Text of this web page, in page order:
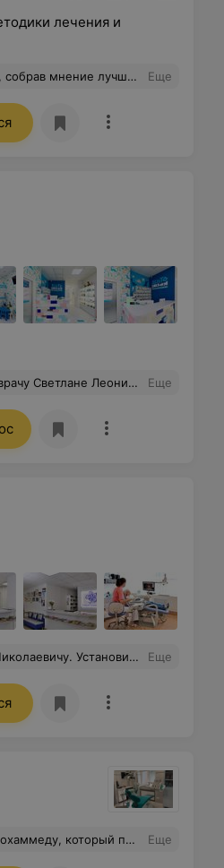
лечения и
и доброжелательности. Работа администраторов вызывает восторг. Однозначно - Вы лучшие!!! Еще
меня это чудо. Огромная благодарность прекрасному доктору Светлане Леонидовне.. Чудо доктор, реально! И как специалист и как человек. Спасибо Вам Светлана Леонидовна за профессионализм и человечность!!! Еще
редко пишу отзывы, но это тот случай, когда от души хочется порекомендовать специалиста. Еще
при записи на прием. Только вежливость и никакой грубости. Очень доволен. Еще